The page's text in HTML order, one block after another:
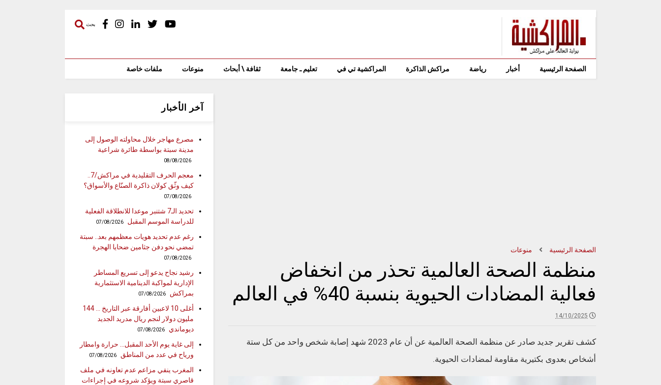
بحث
الصفحة الرئيسية أخبار رياضة مراكش الذاكرة المراكشية تي في تعليم ـ جامعة ثقافة \ أبحاث منوعات ملفات خاصة
الصفحة الرئيسية منوعات
منظمة الصحة العالمية تحذر من انخفاض
فعالية المضادات الحيوية بنسبة 40% في العالم
14/10/2025
كشف تقرير جديد صادر عن منظمة الصحة العالمية عن أن عام 2023 شهد إصابة شخص واحد من كل ستة
أشخاص بعدوى بكتيرية مقاومة لمضادات الحيوية.
آخر الأخبار
مصرع مهاجر خلال محاولته الوصول إلى
مدينة سبتة بواسطة طائرة شراعية
08/08/2026
معجم الحرف التقليدية في مراكش/7..
كيف وثّق كولان ذاكرة الصنّاع والأسواق؟
07/08/2026
تحديد الـ7 شتنبر موعدا للانطلاقة الفعلية
للدراسة الموسم المقبل
07/08/2026
رغم عدم تحديد هويات معظمهم بعد.. سبتة
تمضي نحو دفن جثامين ضحايا الهجرة
07/08/2026
رشيد نجاح يدعو إلى تسريع المساطر
الإدارية لمواكبة الدينامية الاستثمارية
بمراكش
07/08/2026
أغلى 10 لاعبين أفارقة عبر التاريخ … 144
مليون دولار لنجم ريال مدريد الجديد
ديوماندي
07/08/2026
إلى غاية يوم الأحد المقبل… حرارة وامطار
ورياح في عدد من المناطق
07/08/2026
المغرب ينفي مزاعم عدم تعاونه في ملف
قاصري سبتة ويؤكد شروعه في إجراءات